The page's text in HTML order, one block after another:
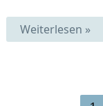
Transparent-
Eier
Weiterlesen »